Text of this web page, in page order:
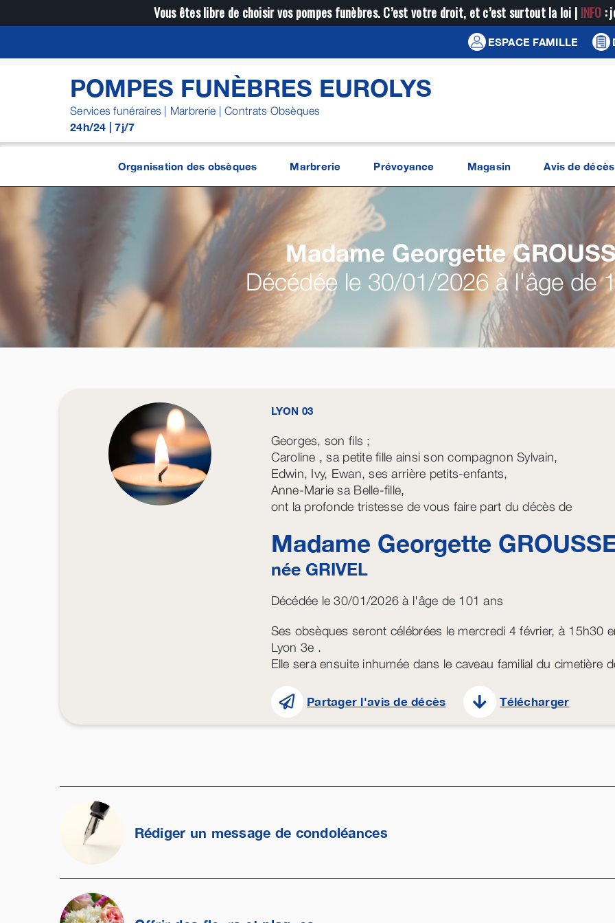
au
Vous êtes libre de choisir vos pompes funèbres. C’est votre droit, et c’est surtout la loi | INFO :
ESPACE FAMILLE
POMPES FUNÈBRES EUROLYS
Services funéraires | Marbrerie | Contrats Obsèques
24h/24 | 7j/7
Organisation des obsèques Marbrerie Prévoyance Magasin Avis de décès
Madame Georgette
Décédée le 30/01/2026 à l'âge de
LYON 03
Georges, son fils ;
Caroline , sa petite fille ainsi son compagnon Sylvain,
Edwin, Ivy, Ewan, ses arrière petits-enfants,
Anne-Marie sa Belle-fille,
ont la profonde tristesse de vous faire part du décès de
Madame Georgette
née GRIVEL
Décédée le 30/01/2026 à l'âge de 101 ans
Ses obsèques seront célébrées le mercredi 4 février, à 15h30
Lyon 3e .
Elle sera ensuite inhumée dans le caveau familial du cimetière
Partager l'avis de décès Télécharger
Rédiger un message de condoléances